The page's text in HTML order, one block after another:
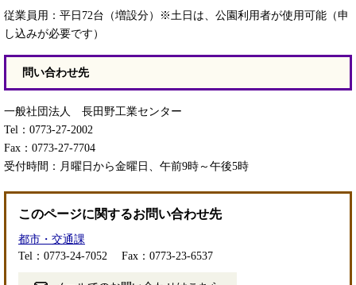
従業員用：平日72台（増設分）※土日は、公園利用者が使用可能（申
し込みが必要です）
問い合わせ先
一般社団法人 長田野工業センター
Tel：0773-27-2002
Fax：0773-27-7704
受付時間：月曜日から金曜日、午前9時～午後5時
このページに関するお問い合わせ先
都市・交通課
Tel：0773-24-7052
Fax：0773-23-6537